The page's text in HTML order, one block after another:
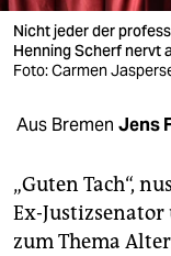
verlag
veranstaltungen
unterstützen
Nicht jeder der
Henning Scherf nervt
Foto: Carmen
Aus Bremen Jens
„Guten Tach“,
Ex-
zum Thema